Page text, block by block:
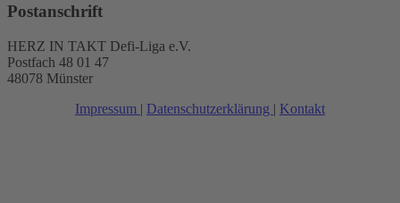
Postanschrift
HERZ IN TAKT Defi-Liga e.V.
Postfach 48 01 47
48078 Münster
Impressum | Datenschutzerklärung | Kontakt